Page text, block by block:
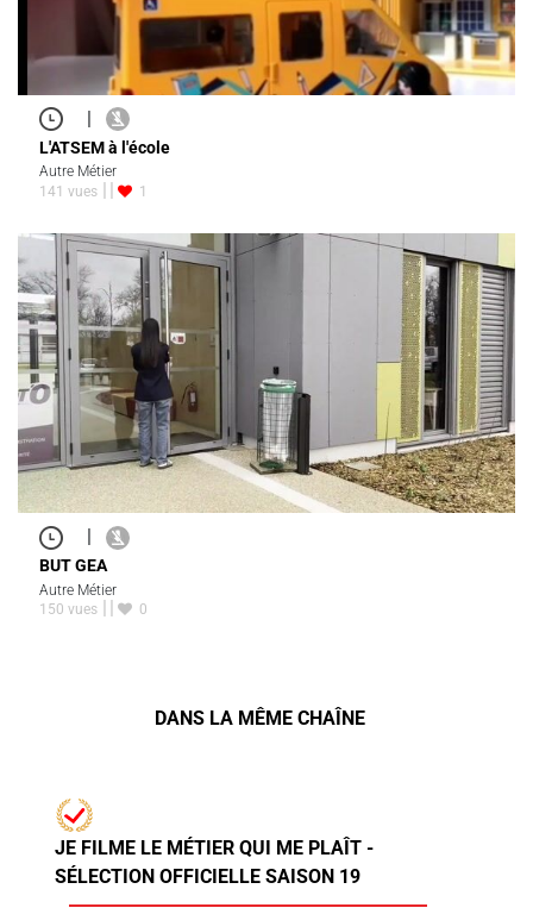
|
L'ATSEM à l'école
Autre Métier
141 vues
1
|
BUT GEA
Autre Métier
150 vues
0
DANS LA MÊME CHAÎNE
JE FILME LE MÉTIER QUI ME PLAÎT -
SÉLECTION OFFICIELLE SAISON 19